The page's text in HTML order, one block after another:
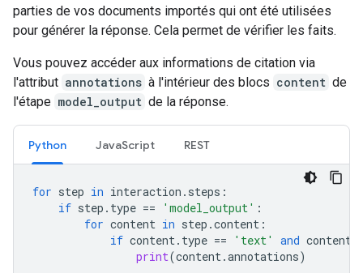
parties de vos documents importés qui ont été utilisées
pour générer la réponse. Cela permet de vérifier les faits.
Vous pouvez accéder aux informations de citation via
l'attribut annotations à l'intérieur des blocs content de
l'étape model_output de la réponse.
Python JavaScript REST
for step in interaction . steps :
if step . type == 'model_output' :
for content in step .content :
if content. type == 'text' and content
print(content.annotations)